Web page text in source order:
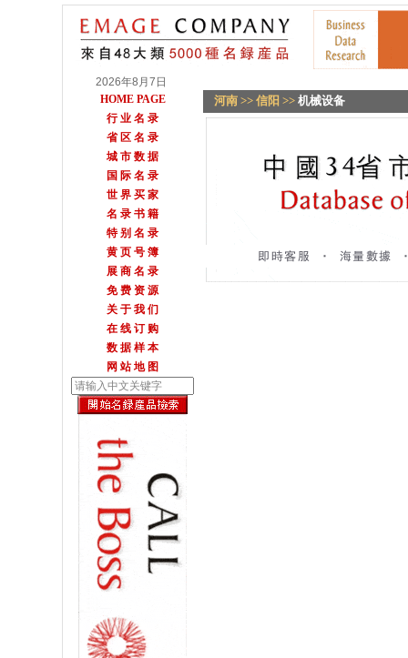
2026年8月7日
HOME PAGE
行 业 名 录
省 区 名 录
城 市 数 据
国 际 名 录
世 界 买 家
名 录 书 籍
特 别 名 录
黄 页 号 簿
展 商 名 录
免 费 资 源
关 于 我 们
在 线 订 购
数 据 样 本
网 站 地 图
河南 >> 信阳 >> 机械设备